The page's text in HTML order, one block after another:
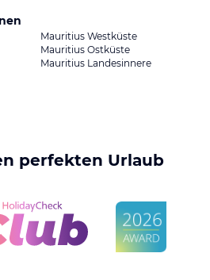
Mauritius Westküste
Mauritius Ostküste
Mauritius Landesinnere
perfekten Urlaub